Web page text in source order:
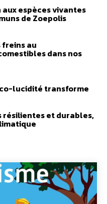
espèces vivantes
de Zoepolis
au
dans nos
lucidité transforme
résilientes et durables,